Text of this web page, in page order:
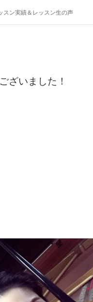
スン実績＆レッスン生の声
ざいました！